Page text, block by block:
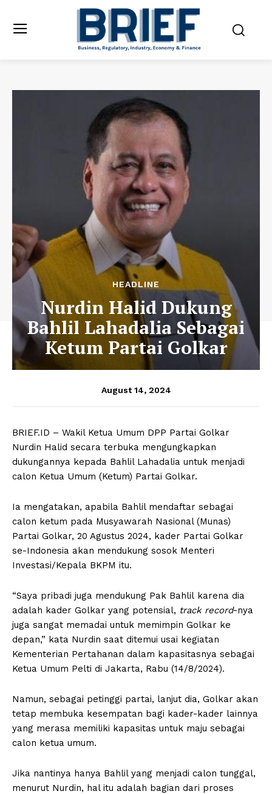
HEADLINE
Nurdin Halid Dukung
Bahlil Lahadalia Sebagai
Ketum Partai Golkar
August 14, 2024
BRIEF.ID – Wakil Ketua Umum DPP Partai Golkar
Nurdin Halid secara terbuka mengungkapkan
dukungannya kepada Bahlil Lahadalia untuk menjadi
calon Ketua Umum (Ketum) Partai Golkar.
Ia mengatakan, apabila Bahlil mendaftar sebagai
calon ketum pada Musyawarah Nasional (Munas)
Partai Golkar, 20 Agustus 2024, kader Partai Golkar
se-Indonesia akan mendukung sosok Menteri
Investasi/Kepala BKPM itu.
“Saya pribadi juga mendukung Pak Bahlil karena dia
adalah kader Golkar yang potensial, track record-nya
juga sangat memadai untuk memimpin Golkar ke
depan,” kata Nurdin saat ditemui usai kegiatan
Kementerian Pertahanan dalam kapasitasnya sebagai
Ketua Umum Pelti di Jakarta, Rabu (14/8/2024).
Namun, sebagai petinggi partai, lanjut dia, Golkar akan
tetap membuka kesempatan bagi kader-kader lainnya
yang merasa memiliki kapasitas untuk maju sebagai
calon ketua umum.
Jika nantinya hanya Bahlil yang menjadi calon tunggal,
menurut Nurdin, hal itu adalah bagian dari proses